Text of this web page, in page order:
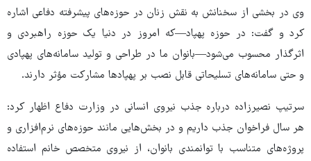
وی در بخشی از سخنانش به نقش زنان در حوزه‌های پیشرفته دفاعی اشاره
کرد و گفت: در حوزه پهپاد—که امروز در دنیا یک حوزه راهبردی و
اثرگذار محسوب می‌شود—بانوان ما در طراحی و تولید سامانه‌های پهپادی
و حتی سامانه‌های تسلیحاتی قابل نصب بر پهپادها مشارکت مؤثر دارند.
سرتیپ نصیرزاده درباره جذب نیروی انسانی در وزارت دفاع اظهار کرد:
هر سال فراخوان جذب داریم و در بخش‌هایی مانند حوزه‌های نرم‌افزاری و
پروژه‌های متناسب با توانمندی بانوان، از نیروی متخصص خانم استفاده